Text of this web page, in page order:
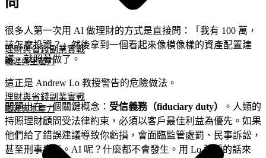
理財與省錢副業實戰
職涯與生產力
理財與省錢副業實戰
職涯與生產力
很多人第一次用 AI 做理財的方式是直接問：「我有 100 萬，
該怎麼投資？」然後拿到一個看起來像模像樣的資產配置建
議，就照著做了。
這正是 Andrew Lo 教授警告的危險做法。
問題出在一個關鍵概念： 受信義務（fiduciary duty）
。人類的
持照理財顧問受法律約束，必須以客戶最佳利益為優先。如果
他們給了錯誤建議導致你虧損，會面臨監管處罰、民事訴訟，
甚至刑事責任。AI 呢？什麼都不會發生。用 Lo 教授的話來